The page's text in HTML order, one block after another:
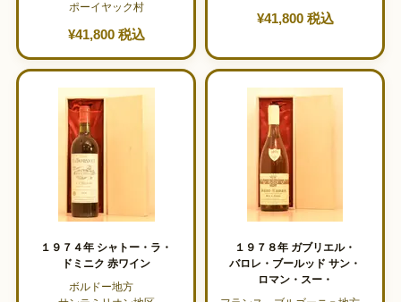
ポーイヤック村
¥41,800 税込
¥41,800 税込
１９７４年 シャトー・ラ・
ドミニク 赤ワイン
ボルドー地方
１９７８年 ガブリエル・
バロレ・ブールッド サン・
ロマン・スー・